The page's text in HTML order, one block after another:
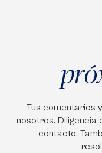
Tus comentarios
nosotros. Diligencia
contacto.